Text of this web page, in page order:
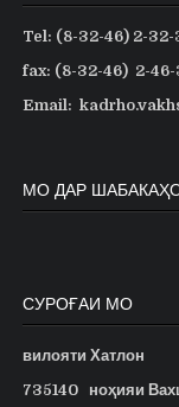
Tel: (8-32-46) 2-32-
fax: (8-32-46) 2-46-
Email:
МО ДАР
СУРОҒАИ МО
вилояти Хатлон
735140
ноҳияи